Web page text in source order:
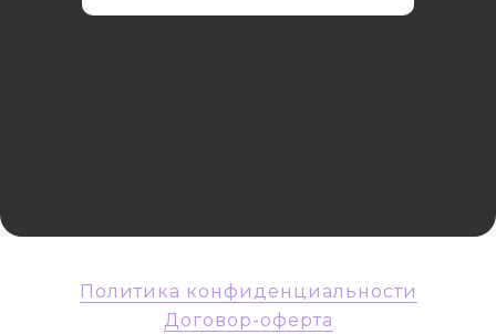
Политика конфиденциальности
Договор-оферта